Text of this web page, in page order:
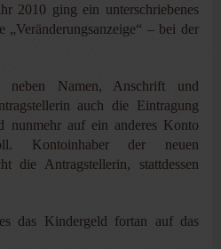
2010 ging ein unterschriebenes
„Veränderungsanzeige“ – bei der
neben ­Namen, Anschrift und
auch die Eintragung
nunmehr auf ein anderes Konto
Kontoinhaber der neuen
die ­Antragstellerin, stattdessen
das Kindergeld fortan auf das